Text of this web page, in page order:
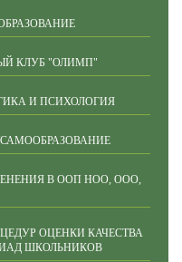
КЛУБ "ОЛИМП"
И ПСИХОЛОГИЯ
В ООП НОО, ООО,
ОЦЕНКИ КАЧЕСТВА
ШКОЛЬНИКОВ